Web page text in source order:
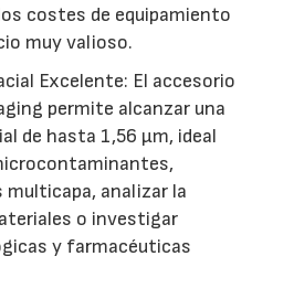
costes de equipamiento
muy valioso.
Excelente: El accesorio
permite alcanzar una
de hasta 1,56 µm, ideal
multicapa, analizar la
o investigar
y farmacéuticas